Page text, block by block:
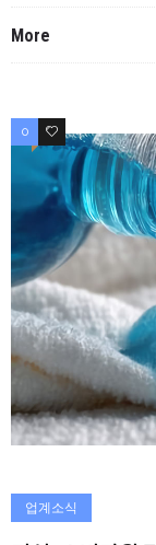
More
0 0
업계소식